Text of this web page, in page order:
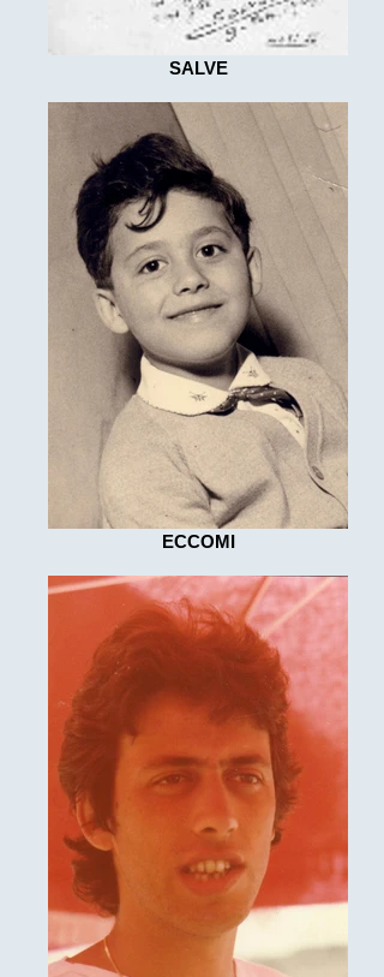
SALVE
ECCOMI